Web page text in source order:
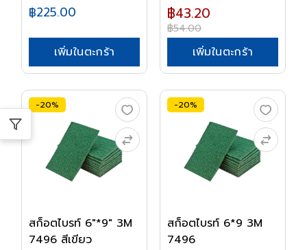
฿225.00
เพิ่มในตะกร้า
฿43.20
฿54.00
เพิ่มในตะกร้า
-20%
สก็อตไบรท์ 6"*9" 3M
7496 สีเขียว
-20%
สก็อตไบรท์ 6*9 3M
7496